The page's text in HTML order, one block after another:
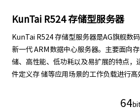
KunTai R524 存储型服务器
KunTai R524 存储型服务器是AG旗舰数
新一代 ARM数据中心服务器。主要面向
储、高性能、低功耗以及易扩展的特点，
件定义存 储等应用场景的工作负载进行髙
64